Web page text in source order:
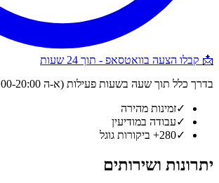
📩 קבלו הצעה בוואטסאפ - תוך 24 שעות
בדרך כלל תוך שעה בשעות פעילות (א-ה 9:00-20:00)
✓זמינות מהירה
✓עבודה במודיעין
✓280+ ביקורות גוגל
יתרונות ושירותים